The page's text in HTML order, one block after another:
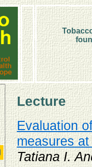
Lecture
Evaluation
measures
Tatiana I.